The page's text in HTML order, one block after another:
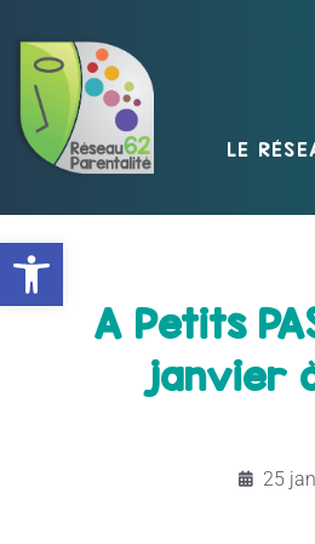
Ouvrir la barre d’outils
LE
A Petits
janvier
25